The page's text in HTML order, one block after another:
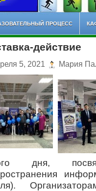
ПРОЦЕСС
действие
5, 2021 Мария
дня,